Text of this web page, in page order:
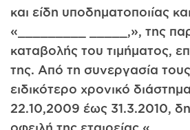
και είδη υποδηματοποιίας
«_________ _____,», της
καταβολής του τιμήματος,
της. Από τη συνεργασία
ειδικότερο χρονικό
22.10,2009 έως 31.3.2010,
οφειλή της εταιρείας